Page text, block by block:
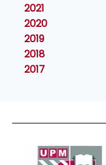
2021
2020
2019
2018
2017